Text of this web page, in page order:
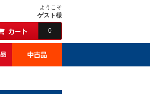
ようこそ
ゲスト様
0